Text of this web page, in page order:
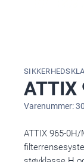
ATTIX
Varenummer:
ATTIX 965-